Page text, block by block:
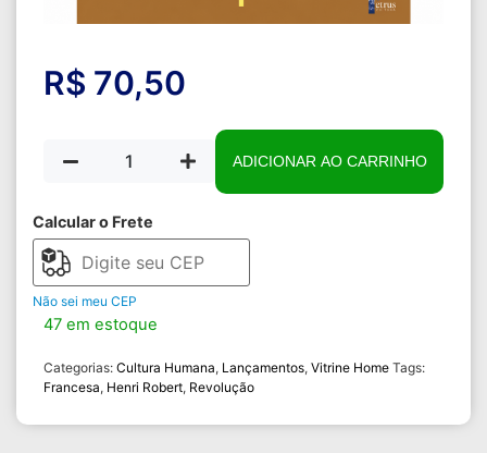
R$ 70,50
ADICIONAR AO CARRINHO
Calcular o Frete
Não sei meu CEP
47 em estoque
Categorias:Cultura Humana, Lançamentos,Vitrine Home Tags:
Francesa, Henri Robert, Revolução